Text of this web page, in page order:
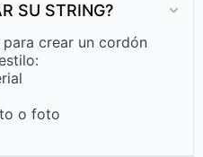
SU STRING?
crear un cordón
o foto